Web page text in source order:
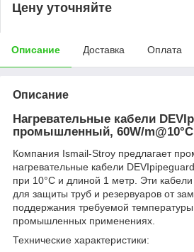
Цену уточняйте
Описание Доставка Оплата
Описание
Нагревательные кабели
промышленный, 60W/
Компания Ismail-Stroy предлагает
нагревательные кабели
при 10°C и длиной 1 метр. Эти
для защиты труб и резервуаров от
поддержания требуемой
промышленных применениях.
Технические характеристики: